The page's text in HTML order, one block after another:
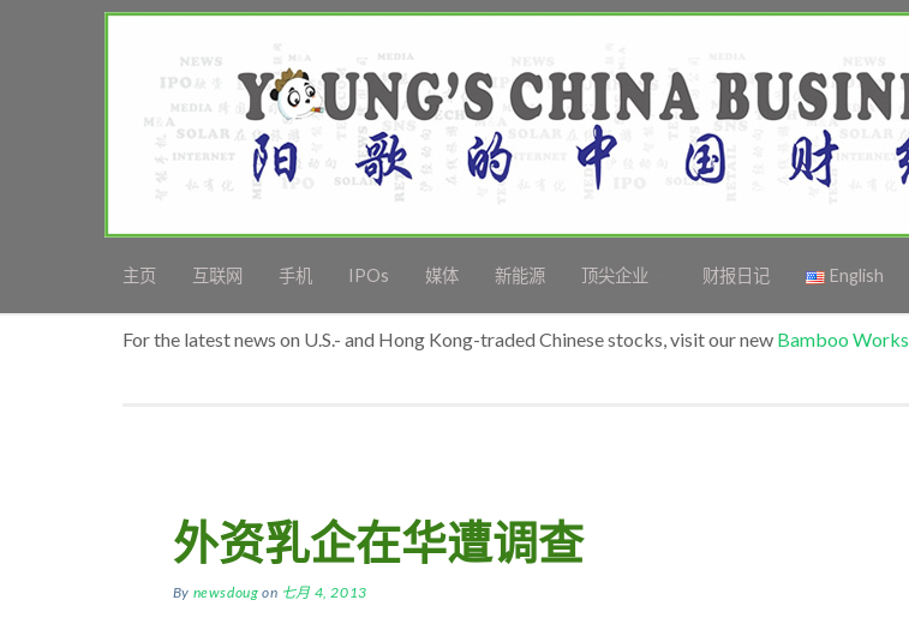
主页 互联网 手机 IPOs 媒体 新能源 顶尖企业 财报日记 English
For the latest news on U.S.- and Hong Kong-traded Chinese stocks, visit our new Bamboo Works
外资乳企在华遭调查
By newsdoug on 七月 4, 2013